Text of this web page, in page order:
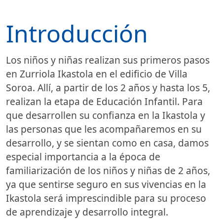
Introducción
Los niños y niñas realizan sus primeros pasos
en Zurriola Ikastola en el edificio de Villa
Soroa. Allí, a partir de los 2 años y hasta los 5,
realizan la etapa de Educación Infantil. Para
que desarrollen su confianza en la Ikastola y
las personas que les acompañaremos en su
desarrollo, y se sientan como en casa, damos
especial importancia a la época de
familiarización de los niños y niñas de 2 años,
ya que sentirse seguro en sus vivencias en la
Ikastola será imprescindible para su proceso
de aprendizaje y desarrollo integral.